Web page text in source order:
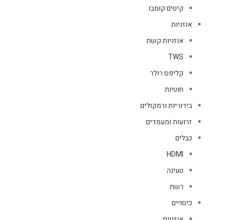
קיטים קומבו
אוזניות
אוזניות קשת
TWS
קליפס רולר
חוטיות
בידוריות ורמקולים
זרועות ומעמדים
כבלים
HDMI
טעינה
רשת
כיסויים